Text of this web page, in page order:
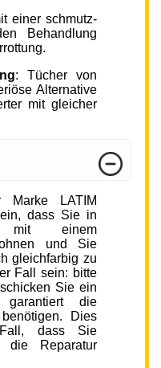
einer schmutz-
Behandlung
: Tücher von
Alternative
mit gleicher
LATIM
dass Sie in
mit einem
und Sie
gleichfarbig zu
Fall sein: bitte
Sie ein
die
Dies
dass Sie
die Reparatur